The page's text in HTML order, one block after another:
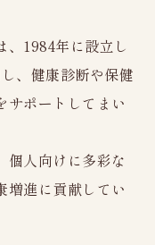
、1984年に設立し
、健康診断や保健
サポートしてまい
個人向けに多彩な
増進に貢献してい